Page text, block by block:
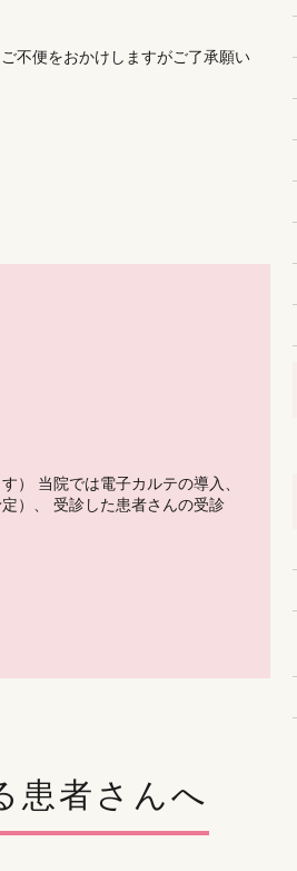
不便をおかけしますがご了承願い
） 当院では電子カルテの導入、
）、 受診した患者さんの受診
患者さんへ